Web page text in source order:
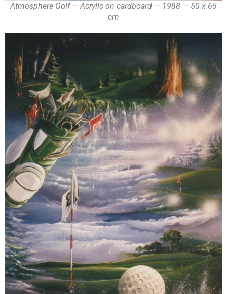
Atmosphere Golf — Acrylic on cardboard — 1988 — 50 x 65
cm